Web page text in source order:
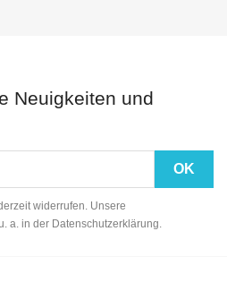
Neuigkeiten und
widerrufen. Unsere
a. in der Datenschutzerklärung.